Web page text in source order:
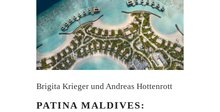
Brigita Krieger und Andreas Hottenrott
PATINA MALDIVES: